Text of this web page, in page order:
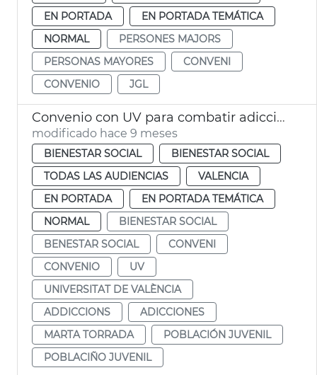
EN PORTADA
EN PORTADA TEMÁTICA
NORMAL
PERSONES MAJORS
PERSONAS MAYORES
CONVENI
CONVENIO
JGL
Convenio con UV para combatir adicciones en jóvenes
modificado hace 9 meses
BIENESTAR SOCIAL
BIENESTAR SOCIAL
TODAS LAS AUDIENCIAS
VALENCIA
EN PORTADA
EN PORTADA TEMÁTICA
NORMAL
BIENESTAR SOCIAL
BENESTAR SOCIAL
CONVENI
CONVENIO
UV
UNIVERSITAT DE VALÈNCIA
ADDICCIONS
ADICCIONES
MARTA TORRADA
POBLACIÓN JUVENIL
POBLACIÑO JUVENIL